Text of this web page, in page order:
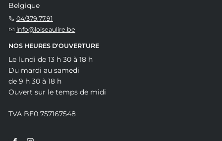
Belgique
04/379.77.91
info@loiseaulire.be
NOS HEURES D'OUVERTURE
Le lundi de 13 h 30 à 18 h
Du mardi au samedi
de 9 h 30 à 18 h
Ouvert sur le temps de midi
TVA BE0 757167548